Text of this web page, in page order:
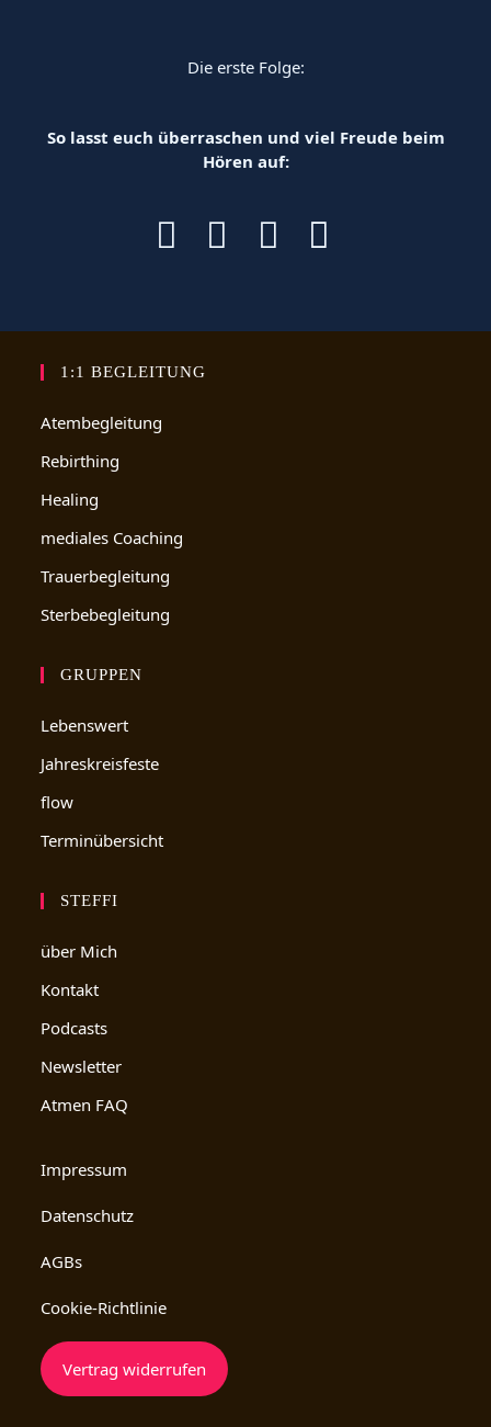
Die erste Folge:
So lasst euch überraschen und viel Freude beim
Hören auf:
1:1 BEGLEITUNG
Atembegleitung
Rebirthing
Healing
mediales Coaching
Trauerbegleitung
Sterbebegleitung
GRUPPEN
Lebenswert
Jahreskreisfeste
flow
Terminübersicht
STEFFI
über Mich
Kontakt
Podcasts
Newsletter
Atmen FAQ
Impressum
Datenschutz
AGBs
Cookie-Richtlinie
Vertrag widerrufen